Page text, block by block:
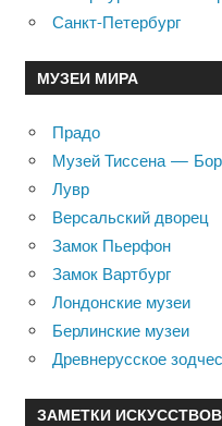
Санкт-Петербург
МУЗЕИ МИРА
Прадо
Музей Тиссена —
Лувр
Версальский дворец
Замок Пьерфон
Замок Вартбург
Лондонские музеи
Берлинские музеи
Древнерусское
ЗАМЕТКИ